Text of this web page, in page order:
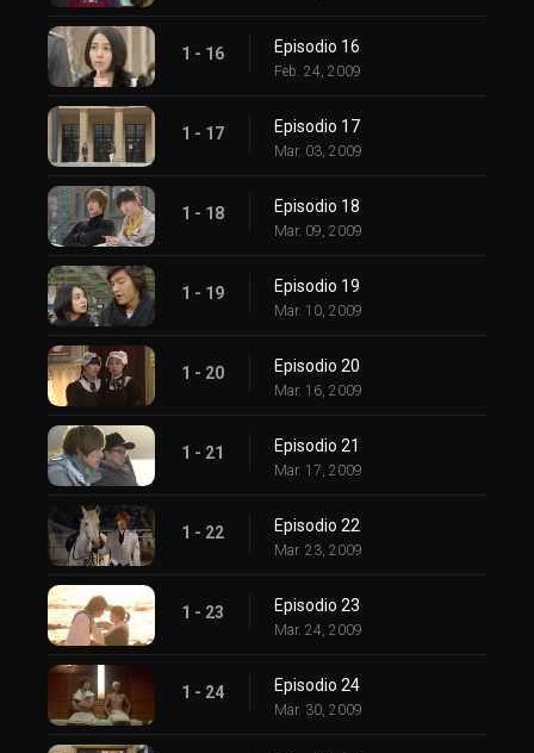
1 - 16 Episodio 16
Feb. 24, 2009
1 - 17 Episodio 17
Mar. 03, 2009
1 - 18 Episodio 18
Mar. 09, 2009
1 - 19 Episodio 19
Mar. 10, 2009
1 - 20 Episodio 20
Mar. 16, 2009
1 - 21 Episodio 21
Mar. 17, 2009
1 - 22 Episodio 22
Mar. 23, 2009
1 - 23 Episodio 23
Mar. 24, 2009
1 - 24 Episodio 24
Mar. 30, 2009